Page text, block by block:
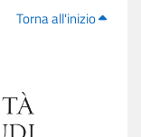
Torna all'inizio